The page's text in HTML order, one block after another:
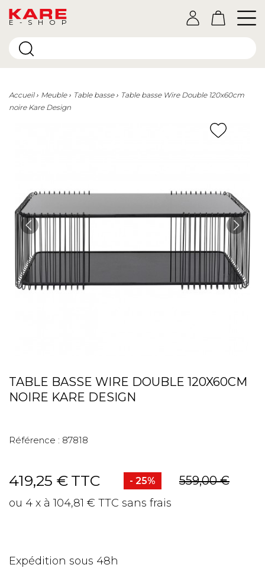
E-SHOP
Accueil Meuble Table basse
Table basse Wire Double 120x60cm
noire Kare Design
TABLE BASSE WIRE DOUBLE 120X60CM
NOIRE KARE DESIGN
Référence : 87818
419,25 € TTC - 25% 559,00 €
ou 4 x à 104,81 € TTC sans frais
Expédition sous 48h